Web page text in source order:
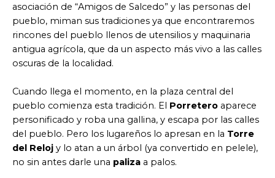
asociación de “Amigos de Salcedo” y las personas del
pueblo, miman sus tradiciones ya que encontraremos
rincones del pueblo llenos de utensilios y maquinaria
antigua agrícola, que da un aspecto más vivo a las calles
oscuras de la localidad.
Cuando llega el momento, en la plaza central del
pueblo comienza esta tradición. El Porretero aparece
personificado y roba una gallina, y escapa por las calles
del pueblo. Pero los lugareños lo apresan en la Torre
del Reloj y lo atan a un árbol (ya convertido en pelele),
no sin antes darle una paliza a palos.